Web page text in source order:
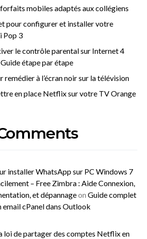
mobiles adaptés aux collégiens
pour configurer et installer votre
Pop 3
le contrôle parental sur Internet 4
étape par étape
remédier à l’écran noir sur la télévision
en place Netflix sur votre TV Orange
installer WhatsApp sur PC Windows 7
– Free Zimbra : Aide Connexion,
et dépannageon Guide complet
cPanel dans Outlook
loi de partager des comptes Netflix en